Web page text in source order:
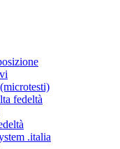
fedeltà
.italia